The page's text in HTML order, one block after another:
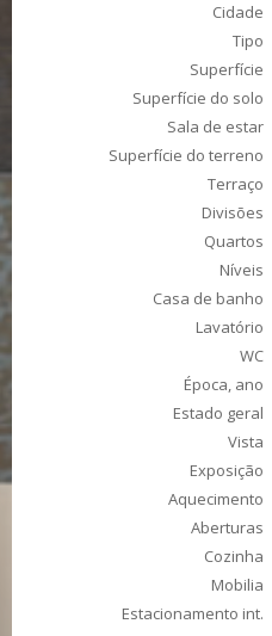
Cidade
Tipo
Superfície
Superfície do solo
Sala de estar
Superfície do terreno
Terraço
Divisões
Quartos
Níveis
Casa de banho
Lavatório
WC
Época, ano
Estado geral
Vista
Exposição
Aquecimento
Aberturas
Cozinha
Mobilia
Estacionamento int.